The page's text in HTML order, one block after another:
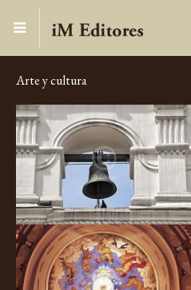
Arte y cultura